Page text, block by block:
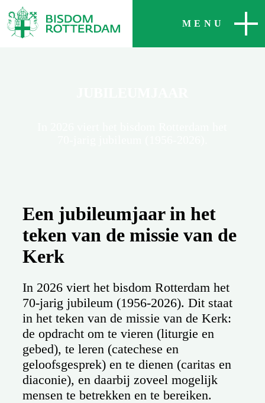
MENU
SLUITEN
Een jubileumjaar in het
teken van de missie van de
Kerk
In 2026 viert het bisdom Rotterdam het
70-jarig jubileum (1956-2026). Dit staat
in het teken van de missie van de Kerk:
de opdracht om te vieren (liturgie en
gebed), te leren (catechese en
geloofsgesprek) en te dienen (caritas en
diaconie), en daarbij zoveel mogelijk
mensen te betrekken en te bereiken.